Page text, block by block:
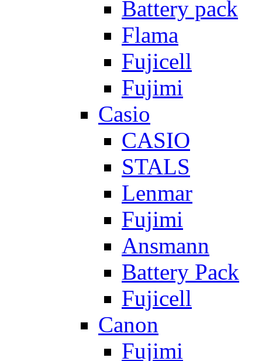
Battery pack
Flama
Fujicell
Fujimi
Casio
CASIO
STALS
Lenmar
Fujimi
Ansmann
Battery Pack
Fujicell
Canon
Fujimi